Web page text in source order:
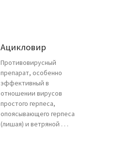
Ацикловир
Противовирусный
препарат, особенно
эффективный в
отношении вирусов
простого герпеса,
опоясывающего герпеса
(лишая) и ветряной . . .